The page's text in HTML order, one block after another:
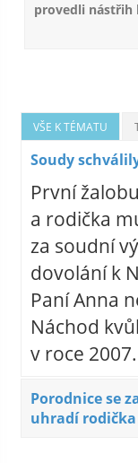
provedli nástřih
VŠE K TÉMATU
Soudy
První
a rodička
za soudní
dovolání k
Paní Anna
Náchod
v roce 2007.
Porodnice se
uhradí rodička